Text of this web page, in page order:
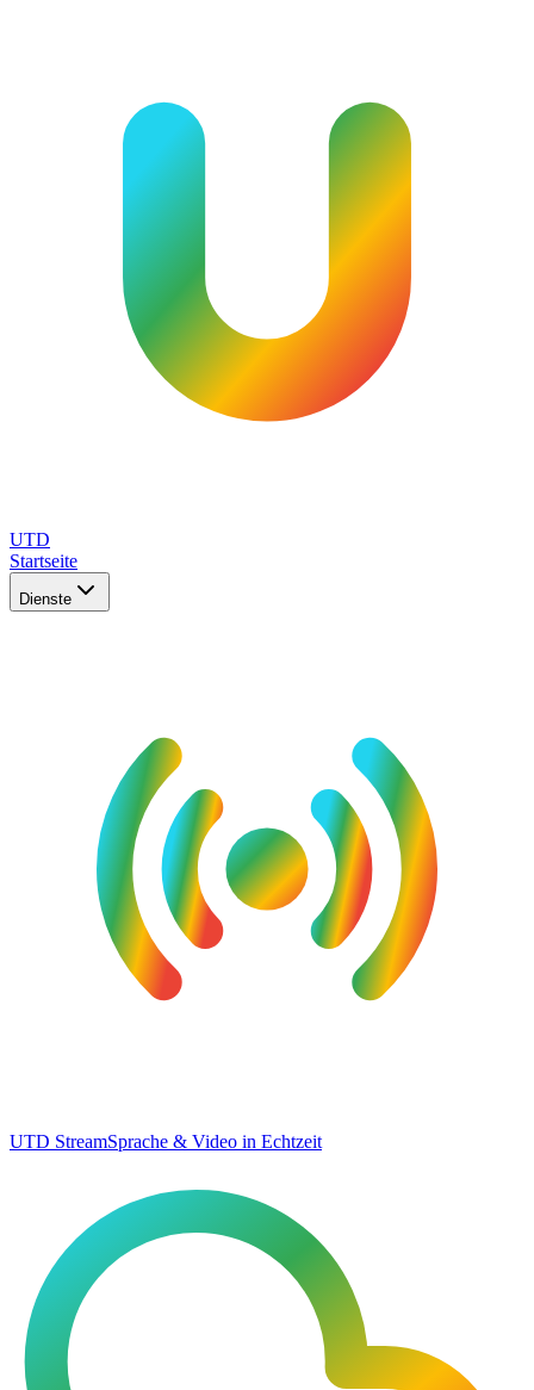
UTD
Startseite
Dienste
UTD StreamSprache & Video in Echtzeit